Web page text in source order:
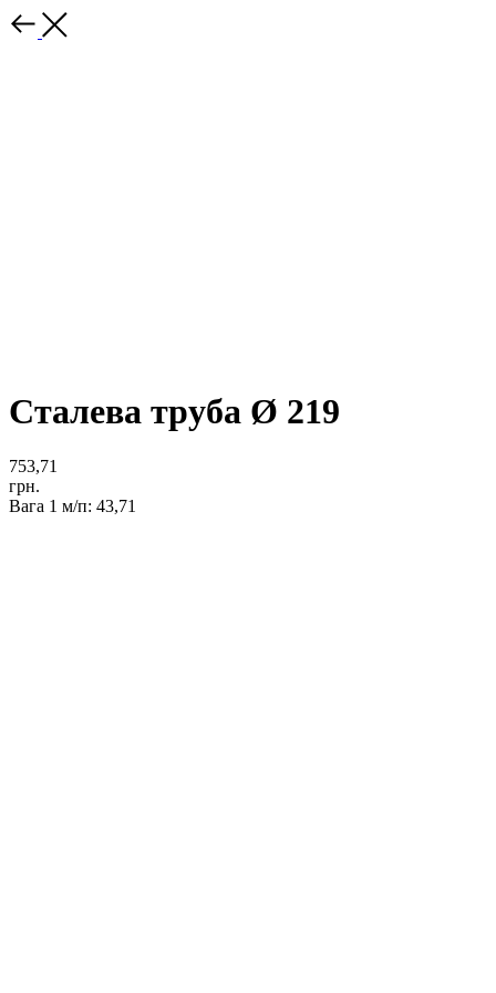
Сталева труба Ø 219
753,71
грн.
Вага 1 м/п: 43,71